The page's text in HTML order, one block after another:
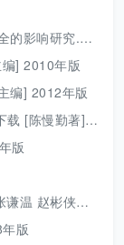
光伟 著 2017年版
] 2010年版
编] 2012年版
勤著] 2010年版
版
侠编] 2011年版
版